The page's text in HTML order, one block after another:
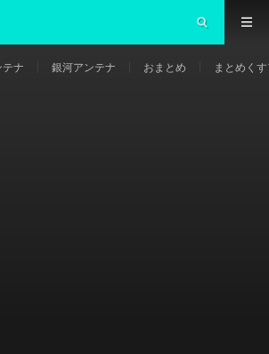
ナ 銀河アンテナ おまとめ まとめく